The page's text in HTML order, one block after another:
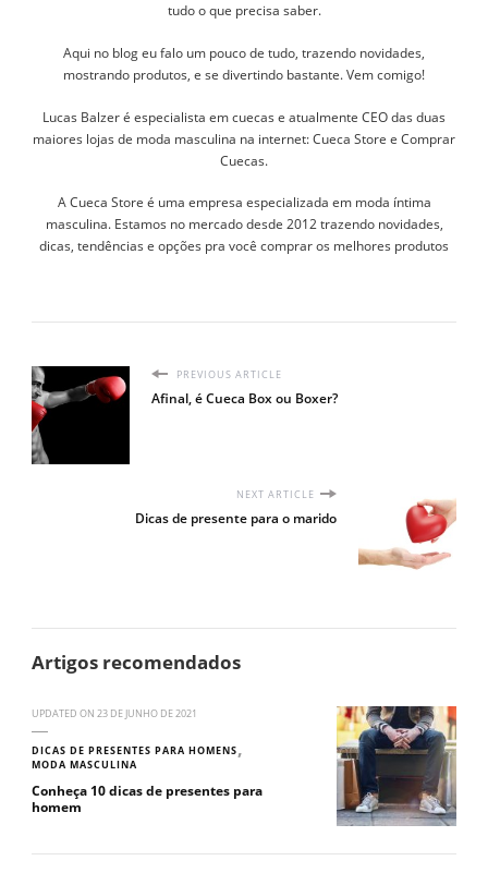
tudo o que precisa saber.
Aqui no blog eu falo um pouco de tudo, trazendo novidades,
mostrando produtos, e se divertindo bastante. Vem comigo!
Lucas Balzer é especialista em cuecas e atualmente CEO das duas
maiores lojas de moda masculina na internet: Cueca Store e Comprar
Cuecas.
A Cueca Store é uma empresa especializada em moda íntima
masculina. Estamos no mercado desde 2012 trazendo novidades,
dicas, tendências e opções pra você comprar os melhores produtos
PREVIOUS ARTICLE
Afinal, é Cueca Box ou Boxer?
NEXT ARTICLE
Dicas de presente para o marido
Artigos recomendados
UPDATED ON 23 DE JUNHO DE 2021
DICAS DE PRESENTES PARA HOMENS
MODA MASCULINA
Conheça 10 dicas de presentes para
homem